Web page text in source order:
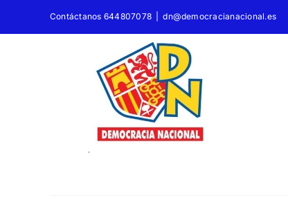
Contáctanos 644807078 dn@democracianacional.es